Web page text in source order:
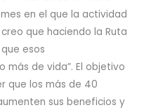
en el que la actividad
que haciendo la Ruta
esos
de vida”. El objetivo
que los más de 40
sus beneficios y